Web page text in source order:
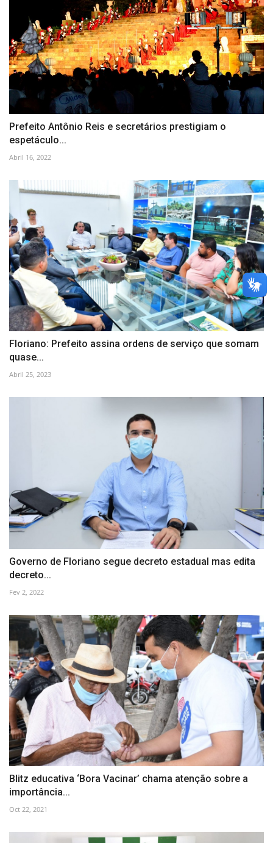
Prefeito Antônio Reis e secretários prestigiam o
espetáculo...
Abril 16, 2022
Floriano: Prefeito assina ordens de serviço que somam
quase...
Abril 25, 2023
Governo de Floriano segue decreto estadual mas edita
decreto...
Fev 2, 2022
Blitz educativa ‘Bora Vacinar’ chama atenção sobre a
importância...
Oct 22, 2021